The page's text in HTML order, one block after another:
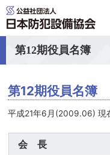
第12期役員名簿
第12期役員名簿
平成21年6月(2009.06) 現
会 長